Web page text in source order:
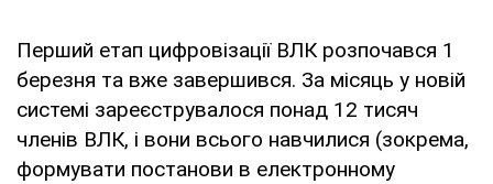
Перший етап цифровізації ВЛК розпочався 1
березня та вже завершився. За місяць у новій
системі зареєструвалося понад 12 тисяч
членів ВЛК, і вони всього навчилися (зокрема,
формувати постанови в електронному